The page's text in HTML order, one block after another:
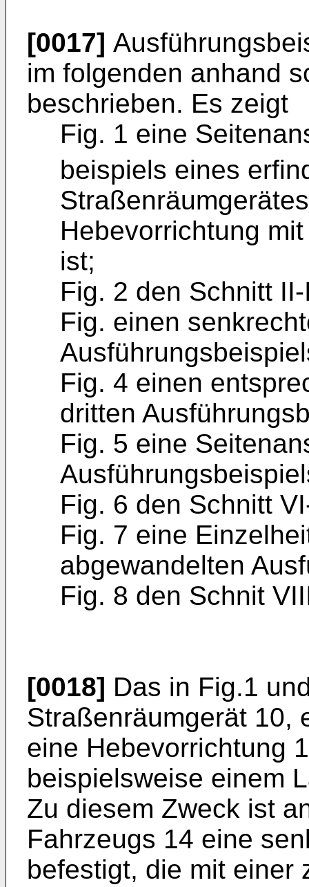
[0017]
im folgenden anhand
beschrieben. Es zeigt
Fig. 1 eine
beispiels eines
Hebevorrichtung
ist;
Fig. 2 den Schnitt
Fig. einen
Fig. 4 einen
dritten
Fig. 5 eine
Fig. 6 den Schnitt
Fig. 7 eine
abgewandelten
Fig. 8 den Schnit
[0018] Das in Fig.1
Straßenräumgerät 10,
eine Hebevorrichtung
beispielsweise einem
Zu diesem Zweck ist
Fahrzeugs 14 eine
befestigt, die mit einer